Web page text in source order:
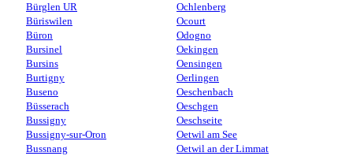
Bürglen UR
Büriswilen
Büron
Bursinel
Bursins
Burtigny
Buseno
Büsserach
Bussigny
Bussigny-sur-Oron
Bussnang
Ochlenberg
Ocourt
Odogno
Oekingen
Oensingen
Oerlingen
Oeschenbach
Oeschgen
Oeschseite
Oetwil am See
Oetwil an der Limmat